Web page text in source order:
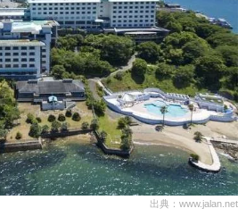
出典：www.jalan.net